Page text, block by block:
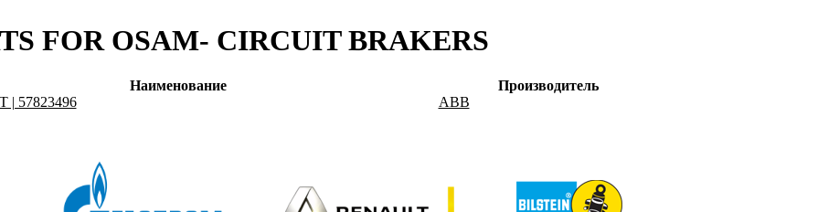
FOR OSAM- CIRCUIT BRAKERS
Наименование
Производитель
| 57823496
ABB